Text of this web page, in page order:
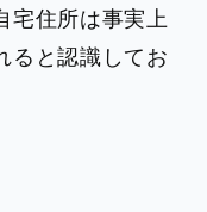
宅住所は事実上
ると認識してお